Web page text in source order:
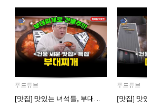
푸드튜브
[맛집] 맛있는 녀석들, 부대찌개
푸드튜브
[맛집] 맛
마스터욱 서울같은소리하구있넹
2025년 09월 18일 목요일
벌레세끼 어서와라
그리고 내 ip안푸냐ㅡㅡㅋ
마스터욱
풀거믄 걸었겠냐
2025년 09월 19일 금요일